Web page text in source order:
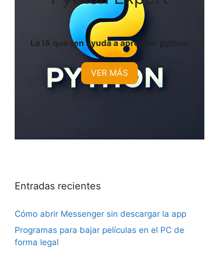
La IA que ten ayuda a aprender python
VER MÁS
Entradas recientes
Cómo abrir Messenger sin descargar la app
Programas para bajar películas en el PC de
forma legal